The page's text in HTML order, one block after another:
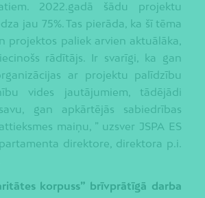
2022.gadā šādu projektu
jau 75%. Tas pierāda, ka šī tēma
projektos paliek arvien aktuālāka,
rādītājs. Ir svarīgi, ka gan
ar projektu palīdzību
vides jautājumiem, tādējādi
gan apkārtējās sabiedrības
maiņu, ” uzsver JSPA ES
direktore, direktora p.i.
korpuss” brīvprātīgā darba